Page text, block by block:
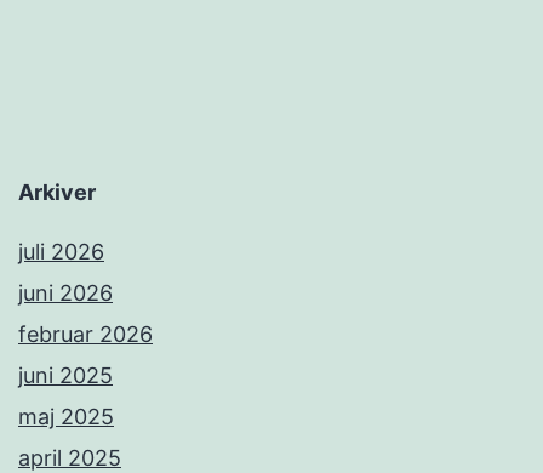
Arkiver
juli 2026
juni 2026
februar 2026
juni 2025
maj 2025
april 2025